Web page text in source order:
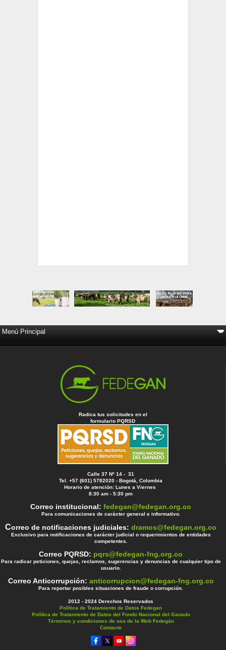
Radica tus solicitudes en el
formulario PQRSD
Calle 37 Nº 14 - 31
Tel. +57 (601) 5782020 - Bogotá, Colombia
Horario de atención: Lunes a Viernes
8:30 am - 5:30 pm
Correo institucional:fedegan@fedegan.org.co
Para comunicaciones de carácter general e informativo.
Correo de notificaciones judiciales:dramos@fedegan.org.co
Exclusivo para notificaciones de carácter judicial o requerimientos de entidades
competentes.
Correo PQRSD: pqrs@fedegan-fng.org.co
Para radicar peticiones, quejas, reclamos, sugerencias y denuncias de cualquier tipo de
usuario.
Correo Anticorrupción: anticorrupcion@fedegan-fng.org.co
Para reportar posibles situaciones de fraude o corrupción.
2012 - 2024 Derechos Reservados
Política de Tratamiento de Datos Fedegan
Política de Tratamiento de Datos del Fondo Nacional del Ganado
Términos y condiciones de uso de la Web Fedegán
Contacto